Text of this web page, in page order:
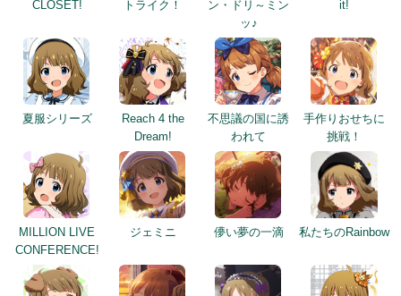
CLOSET!
トライク！
ン・ドリ～ミン
ッ♪
it!
夏服シリーズ
Reach 4 the
Dream!
不思議の国に誘
われて
手作りおせちに
挑戦！
MILLION LIVE
CONFERENCE!
ジェミニ 儚い夢の一滴 私たちのRainbow